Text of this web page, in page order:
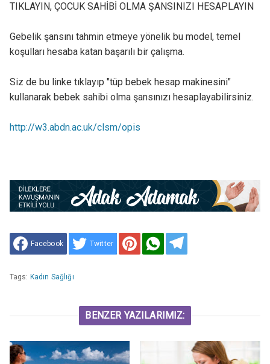
TIKLAYIN, ÇOCUK SAHİBİ OLMA ŞANSINIZI HESAPLAYIN
Gebelik şansını tahmin etmeye yönelik bu model, temel
koşulları hesaba katan başarılı bir çalışma.
Siz de bu linke tıklayıp "tüp bebek hesap makinesini"
kullanarak bebek sahibi olma şansınızı hesaplayabilirsiniz.
http://w3.abdn.ac.uk/clsm/opis
Facebook Twitter
Tags: Kadın Sağlığı
BENZER YAZILARIMIZ: